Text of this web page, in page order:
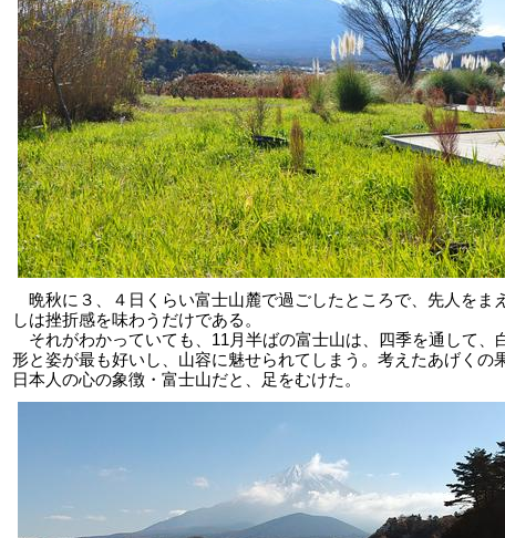
晩秋に３、４日くらい富士山麓で過ごしたところで、先人をま
しは挫折感を味わうだけである。
それがわかっていても、11月半ばの富士山は、四季を通して、
形と姿が最も好いし、山容に魅せられてしまう。考えたあげくの
日本人の心の象徴・富士山だと、足をむけた。